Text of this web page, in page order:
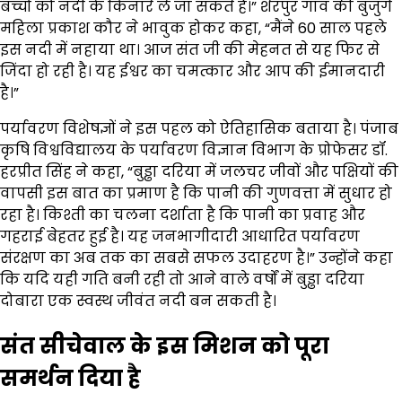
बच्चों को नदी के किनारे ले जा सकते हैं।” शेरपुर गांव की बुजुर्ग
महिला प्रकाश कौर ने भावुक होकर कहा, “मैंने 60 साल पहले
इस नदी में नहाया था। आज संत जी की मेहनत से यह फिर से
जिंदा हो रही है। यह ईश्वर का चमत्कार और आप की ईमानदारी
है।”
पर्यावरण विशेषज्ञों ने इस पहल को ऐतिहासिक बताया है। पंजाब
कृषि विश्वविद्यालय के पर्यावरण विज्ञान विभाग के प्रोफेसर डॉ.
हरप्रीत सिंह ने कहा, “बुड्ढा दरिया में जलचर जीवों और पक्षियों की
वापसी इस बात का प्रमाण है कि पानी की गुणवत्ता में सुधार हो
रहा है। किश्ती का चलना दर्शाता है कि पानी का प्रवाह और
गहराई बेहतर हुई है। यह जनभागीदारी आधारित पर्यावरण
संरक्षण का अब तक का सबसे सफल उदाहरण है।” उन्होंने कहा
कि यदि यही गति बनी रही तो आने वाले वर्षों में बुड्ढा दरिया
दोबारा एक स्वस्थ जीवंत नदी बन सकती है।
संत सीचेवाल के इस मिशन को पूरा
समर्थन दिया है